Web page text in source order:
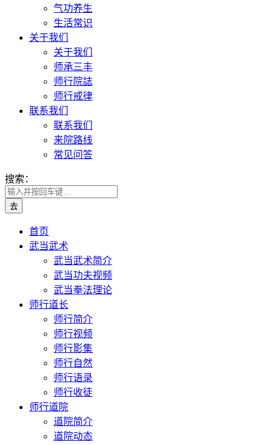
气功养生
生活常识
关于我们
关于我们
师承三丰
师行院誌
师行戒律
联系我们
联系我们
来院路线
常见问答
搜索：
首页
武当武术
武当武术简介
武当功夫视频
武当拳法理论
师行道长
师行简介
师行视频
师行影集
师行自然
师行语录
师行收徒
师行道院
道院简介
道院动态